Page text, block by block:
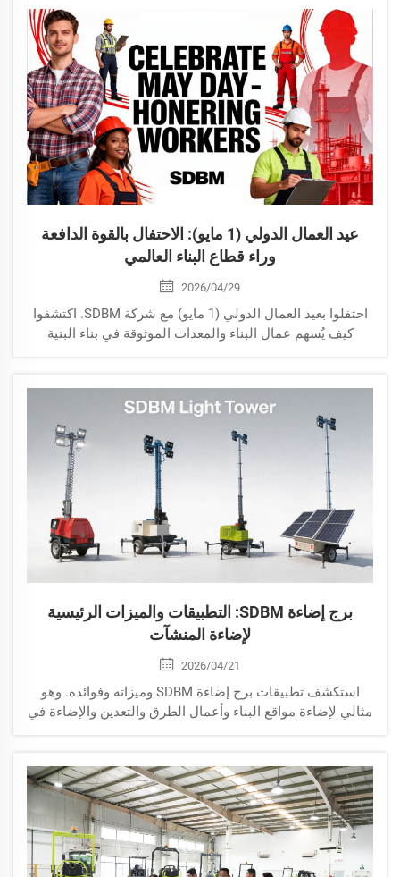
عيد العمال الدولي (1 مايو): الاحتفال بالقوة الدافعة
وراء قطاع البناء العالمي
2026/04/29
احتفلوا بعيد العمال الدولي (1 مايو) مع شركة SDBM. اكتشفوا
كيف يُسهم عمال البناء والمعدات الموثوقة في بناء البنية
برج إضاءة SDBM: التطبيقات والميزات الرئيسية
لإضاءة المنشآت
2026/04/21
استكشف تطبيقات برج إضاءة SDBM وميزاته وفوائده. وهو
مثالي لإضاءة مواقع البناء وأعمال الطرق والتعدين والإضاءة في